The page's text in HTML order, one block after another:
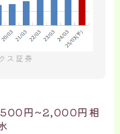
ス証券
円~2,000円相